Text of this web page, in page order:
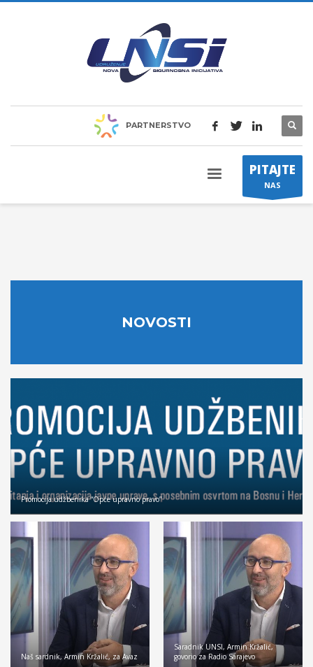
PARTNERSTVO
PITAJTE
NAS
NOVOSTI
Promocija udžbenika “Opće upravno pravo”
Naš sardnik, Armin Kržalić, za Avaz
Saradnik UNSI, Armin Kržalić,
govorio za Radio Sarajevo